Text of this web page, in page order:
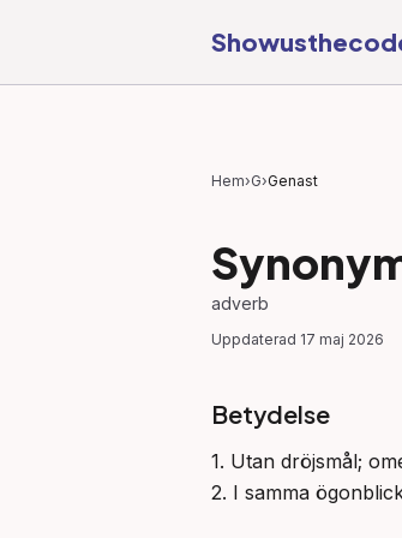
Hem›G›Genast
adverb
Uppdaterad 17 maj 2026
Betydelse
1. Utan dröjsmål;
2. I samma